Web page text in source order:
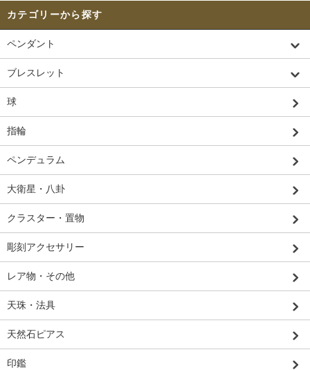
カテゴリーから探す
ペンダント
ブレスレット
球
指輪
ペンデュラム
大衛星・八卦
クラスター・置物
彫刻アクセサリー
レア物・その他
天珠・法具
天然石ピアス
印鑑